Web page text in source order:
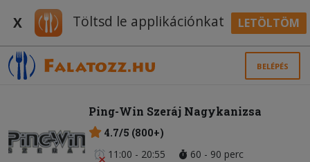
X Töltsd le applikációnkat LETÖLTÖM
BELÉPÉS
Ping-Win Szeráj Nagykanizsa
4.7/5 (800+)
11:00 - 20:55
60 - 90 perc